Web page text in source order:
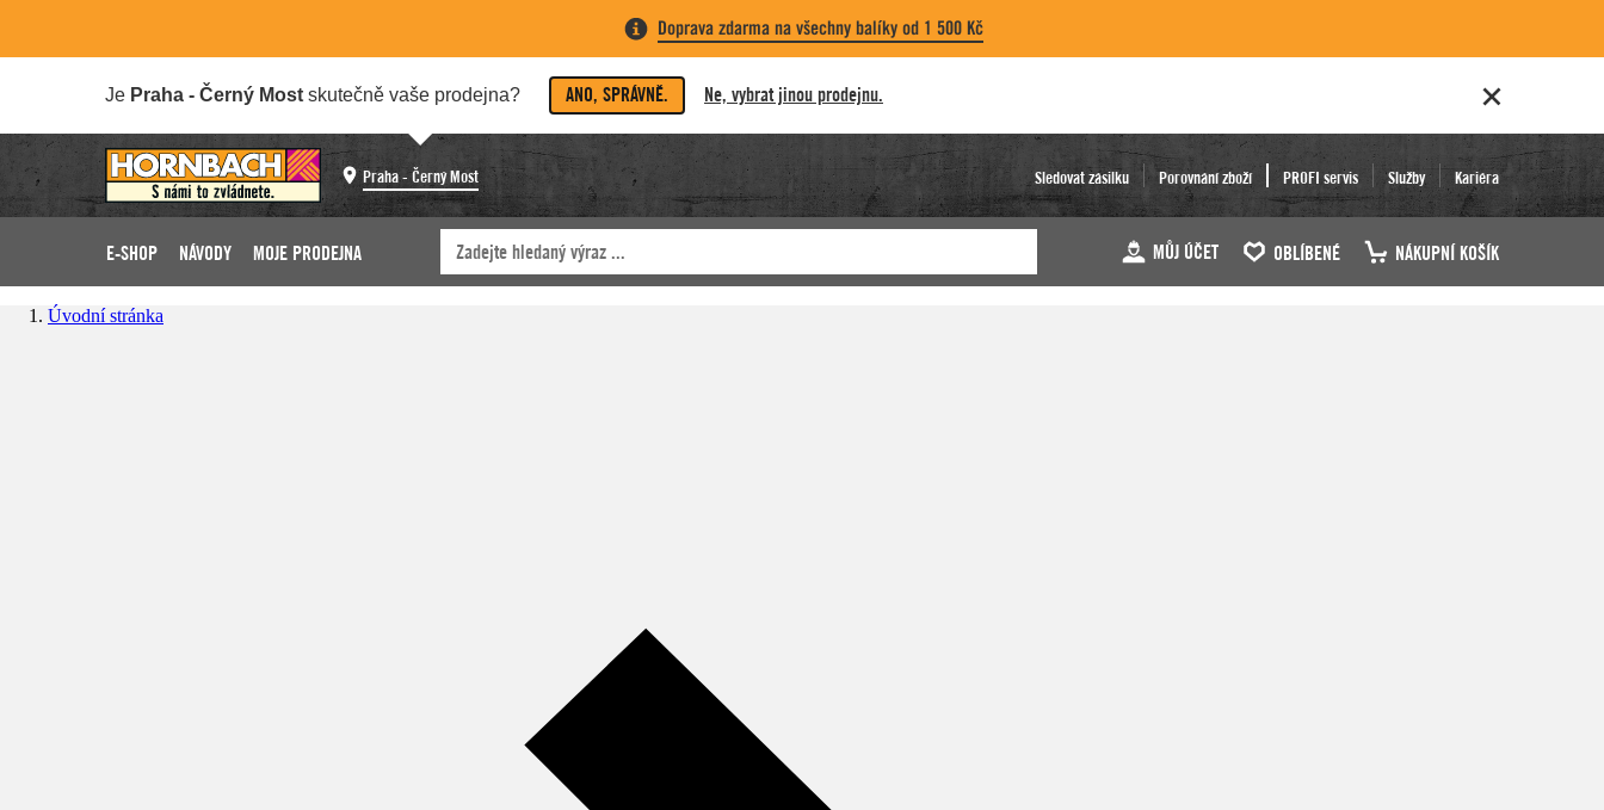
Doprava zdarma na všechny balíky od 1 500 Kč
Je Praha - Černý Most skutečně vaše prodejna? ANO, SPRÁVNĚ. Ne, vybrat jinou prodejnu.
Praha - Černý Most Sledovat zásilku Porovnání zboží PROFI servis Služby Kariéra
E-SHOP NÁVODY MOJE PRODEJNA MŮJ ÚČET OBLÍBENÉ NÁKUPNÍ KOŠÍK
Úvodní stránka